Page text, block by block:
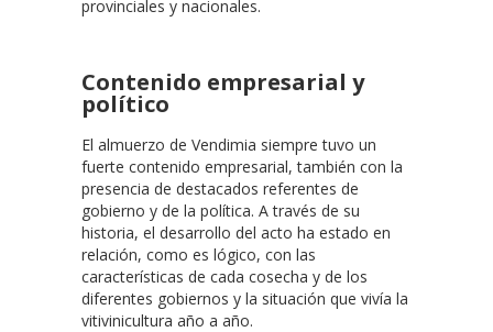
provinciales y nacionales.
Contenido empresarial y
político
El almuerzo de Vendimia siempre tuvo un
fuerte contenido empresarial, también con la
presencia de destacados referentes de
gobierno y de la política. A través de su
historia, el desarrollo del acto ha estado en
relación, como es lógico, con las
características de cada cosecha y de los
diferentes gobiernos y la situación que vivía la
vitivinicultura año a año.